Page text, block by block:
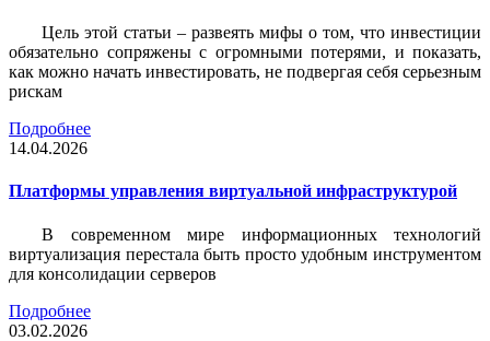
Цель этой статьи – развеять мифы о том, что инвестиции
обязательно сопряжены с огромными потерями, и показать,
как можно начать инвестировать, не подвергая себя серьезным
рискам
Подробнее
14.04.2026
Платформы управления виртуальной инфраструктурой
В современном мире информационных технологий
виртуализация перестала быть просто удобным инструментом
для консолидации серверов
Подробнее
03.02.2026